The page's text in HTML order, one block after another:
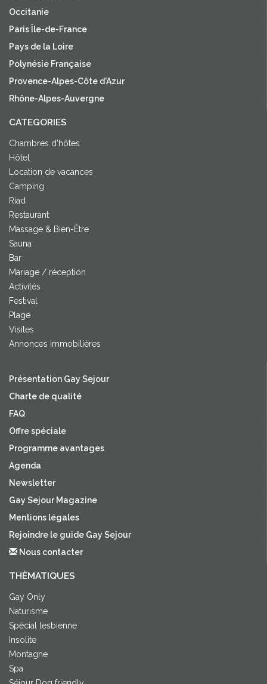
Occitanie
Paris Île-de-France
Pays de la Loire
Polynésie Française
Provence-Alpes-Côte d'Azur
Rhône-Alpes-Auvergne
CATEGORIES
Chambres d'hôtes
Hôtel
Location de vacances
Camping
Riad
Restaurant
Massage & Bien-Être
Sauna
Bar
Mariage / réception
Activités
Festival
Plage
Visites
Annonces immobilières
Présentation Gay Sejour
Charte de qualité
FAQ
Offre spéciale
Programme avantages
Agenda
Newsletter
Gay Sejour Magazine
Mentions légales
Rejoindre le guide Gay Sejour
Nous contacter
THÈMATIQUES
Gay Only
Naturisme
Spécial lesbienne
Insolite
Montagne
Spa